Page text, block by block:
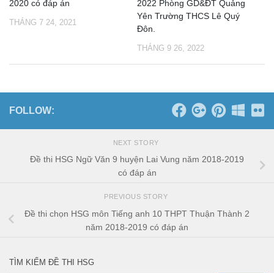
2020 có đáp án
THÁNG 7 24, 2021
2022 Phòng GD&ĐT Quảng
Yên Trường THCS Lê Quý
Đôn.
THÁNG 9 26, 2022
FOLLOW:
NEXT STORY
Đề thi HSG Ngữ Văn 9 huyện Lai Vung năm 2018-2019
có đáp án
PREVIOUS STORY
Đề thi chọn HSG môn Tiếng anh 10 THPT Thuận Thành 2
năm 2018-2019 có đáp án
TÌM KIẾM ĐỀ THI HSG